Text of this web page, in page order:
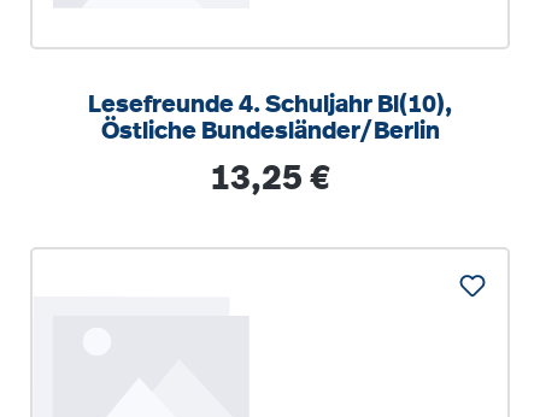
Lesefreunde 4. Schuljahr Bl(10),
Östliche Bundesländer/Berlin
Regulärer Preis:
13,25 €